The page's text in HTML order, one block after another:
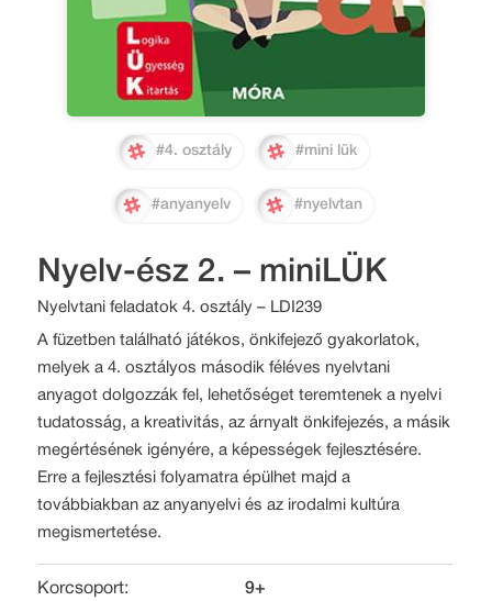
#4. osztály #mini lük
#anyanyelv #nyelvtan
Nyelv-ész 2. – miniLÜK
Nyelvtani feladatok 4. osztály – LDI239
A füzetben található játékos, önkifejező gyakorlatok,
melyek a 4. osztályos második féléves nyelvtani
anyagot dolgozzák fel, lehetőséget teremtenek a nyelvi
tudatosság, a kreativitás, az árnyalt önkifejezés, a másik
megértésének igényére, a képességek fejlesztésére.
Erre a fejlesztési folyamatra épülhet majd a
továbbiakban az anyanyelvi és az irodalmi kultúra
megismertetése.
Korcsoport:
9+